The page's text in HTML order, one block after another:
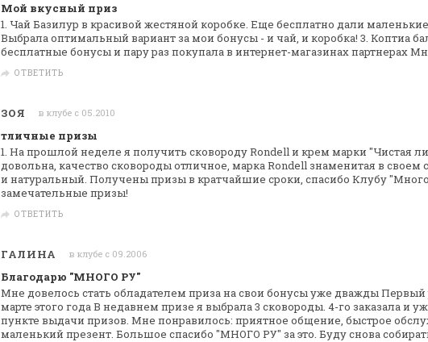
Мой вкусный приз
1. Чай Базилур в красивой жестяной коробке. Еще бесплатно дали
Выбрала оптимальный вариант за мои бонусы - и чай, и коробка! 3. Коптиа
бесплатные бонусы и парураз покупала в интернет-магазинах партнерах
ОТВЕТИТЬ
ЗОЯ в клубе с 05.2010
тличные призы
1. На прошлой неделе я получить сковороду Rondell и крем марки "Чистая
довольна, качество сковороды отличное, марка Rondell знаменитая в своем
и натуральный. Получены призы в кратчайшие сроки, спасибо Клубу
замечательные призы!
ОТВЕТИТЬ
ГАЛИНА в клубе с 09.2006
Благодарю "МНОГО РУ"
Мне довелось стать обладателем приза на свои бонусы уже дваждыПервый
марте этого годаВ недавнем призе я выбрала 3 сковороды. 4-го заказала и
пункте выдачи призов. Мне понравилось: приятное общение, быстрое
маленький презент. Большое спасибо "МНОГО РУ" заэто. Буду снова